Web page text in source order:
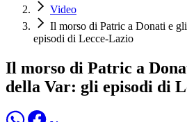
Video
Il morso di Patric a Donati e
episodi di Lecce-Lazio
Il morso di Patric a
della Var: gli episodi di